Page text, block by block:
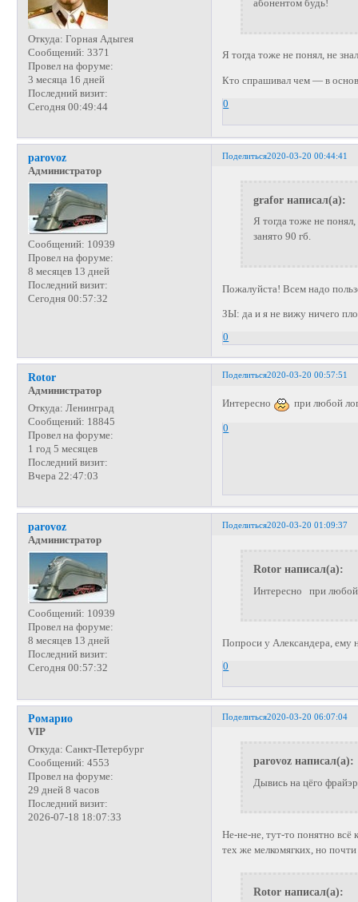
Откуда: Горная Адыгея
Сообщений: 3371
Провел на форуме:
3 месяца 16 дней
Последний визит:
Сегодня 00:49:44
абонентом будь!
Я тогда тоже не понял, не
Кто спрашивал чем — в
0
Поделиться2020-03-20 00:44:41
parovoz
Администратор
Сообщений: 10939
Провел на форуме:
8 месяцев 13 дней
Последний визит:
Сегодня 00:57:32
grafor написал(а):
Я тогда тоже не
занято 90 гб.
Пожалуйста! Всем надо
ЗЫ: да и я не вижу ничего
0
Поделиться2020-03-20 00:57:51
Rotor
Администратор
Откуда: Ленинград
Сообщений: 18845
Провел на форуме:
1 год 5 месяцев
Последний визит:
Вчера 22:47:03
Интересно при любой
0
Поделиться2020-03-20 01:09:37
parovoz
Администратор
Сообщений: 10939
Провел на форуме:
8 месяцев 13 дней
Последний визит:
Сегодня 00:57:32
Rotor написал(а):
Интересно при любой
Попроси у Александера, ему
0
Поделиться2020-03-20 06:07:04
Ромарио
VIP
Откуда: Санкт-Петербург
Сообщений: 4553
Провел на форуме:
29 дней 8 часов
Последний визит:
2026-07-18 18:07:33
parovoz написал(а):
Дывись на цёго
Не-не-не, тут-то понятно всё
тех же мелкомягких, но
Rotor написал(а):